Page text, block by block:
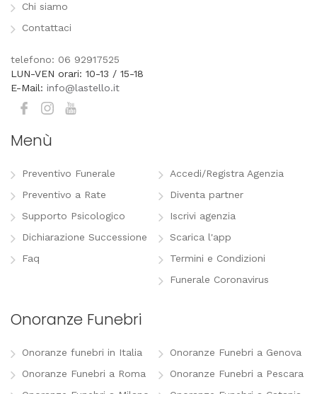
Chi siamo
Contattaci
telefono: 06 92917525
LUN-VEN orari: 10-13 / 15-18
E-Mail: info@lastello.it
Menù
Preventivo Funerale
Preventivo a Rate
Supporto Psicologico
Dichiarazione Successione
Faq
Accedi/Registra Agenzia
Diventa partner
Iscrivi agenzia
Scarica l'app
Termini e Condizioni
Funerale Coronavirus
Onoranze Funebri
Onoranze funebri in Italia
Onoranze Funebri a Roma
Onoranze Funebri a Genova
Onoranze Funebri a Pescara